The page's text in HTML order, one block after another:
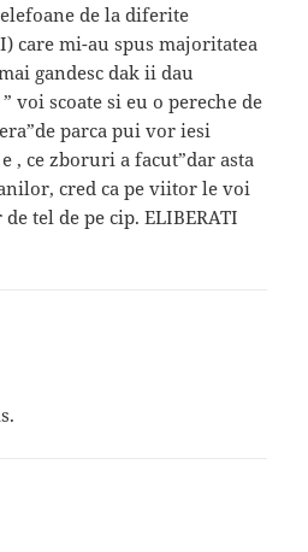
de la diferite
care mi-au spus majoritatea
gandesc dak ii dau
voi scoate si eu o pereche de
parca pui vor iesi
, ce zboruri a facut”dar asta
cred ca pe viitor le voi
tel de pe cip. ELIBERATI